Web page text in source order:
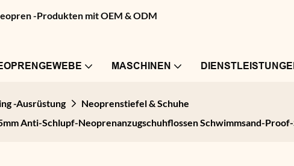
-Produkten mit OEM & ODM
MASCHINEN
-Ausrüstung
Neoprenstiefel & Schuhe
Anti-Schlupf-Neoprenanzugschuhflossen Schwimmsand-